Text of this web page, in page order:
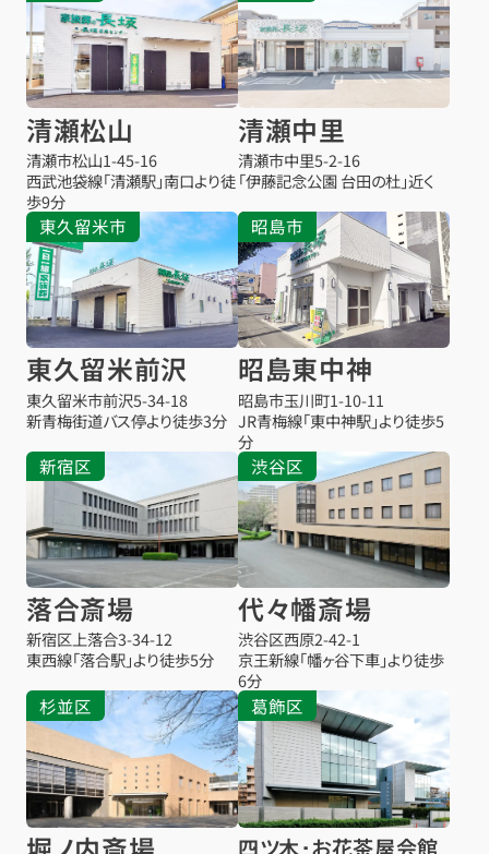
清瀬松山
清瀬市松山1-45-16
西武池袋線「清瀬駅」南口より徒
歩9分
清瀬中里
清瀬市中里5-2-16
「伊藤記念公園 台田の杜」近く
東久留米市
東久留米前沢
東久留米市前沢5-34-18
新青梅街道バス停より徒歩3分
昭島市
昭島東中神
昭島市玉川町1-10-11
JR青梅線「東中神駅」より徒歩5
分
新宿区
落合斎場
新宿区上落合3-34-12
東西線「落合駅」より徒歩5分
渋谷区
代々幡斎場
渋谷区西原2-42-1
京王新線「幡ヶ谷下車」より徒歩
6分
杉並区 葛飾区
四ツ木･お花茶屋会館